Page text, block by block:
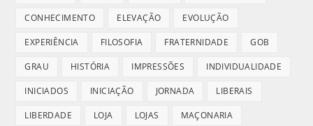
CONHECIMENTO ELEVAÇÃO EVOLUÇÃO
EXPERIÊNCIA FILOSOFIA FRATERNIDADE GOB
GRAU HISTÓRIA IMPRESSÕES INDIVIDUALIDADE
INICIADOS INICIAÇÃO JORNADA LIBERAIS
LIBERDADE LOJA LOJAS MAÇONARIA